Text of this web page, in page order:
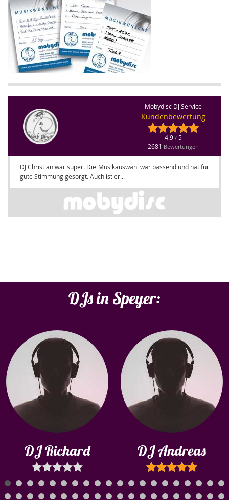
Mobydisc DJ Service
Kundenbewertung
4.9 / 5
2681 Bewertungen
DJ Christian war super. Die Musikauswahl war passend und hat für
gute Stimmung gesorgt. Auch ist er...
DJs in Speyer:
DJ Richard DJ Andreas